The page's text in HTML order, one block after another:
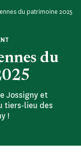
du patrimoine 2025
du
Jossigny et
tiers-lieu des
!